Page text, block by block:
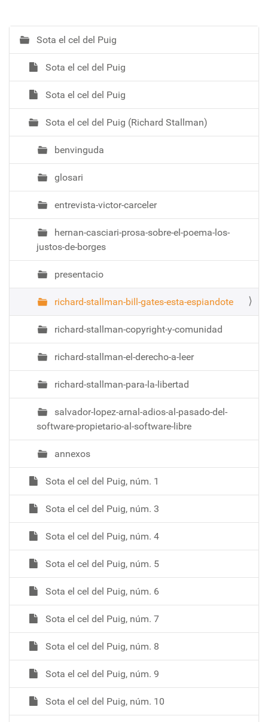
N
a
e
a
Sota el cel del Puig
Sota el cel del Puig
Sota el cel del Puig
Sota el cel del Puig (Richard Stallman)
benvinguda
glosari
entrevista-victor-carceler
hernan-casciari-prosa-sobre-el-poema-los-
justos-de-borges
presentacio
richard-stallman-bill-gates-esta-espiandote
richard-stallman-copyright-y-comunidad
richard-stallman-el-derecho-a-leer
richard-stallman-para-la-libertad
salvador-lopez-arnal-adios-al-pasado-del-
software-propietario-al-software-libre
annexos
Sota el cel del Puig, núm. 1
Sota el cel del Puig, núm. 3
Sota el cel del Puig, núm. 4
Sota el cel del Puig, núm. 5
Sota el cel del Puig, núm. 6
Sota el cel del Puig, núm. 7
Sota el cel del Puig, núm. 8
Sota el cel del Puig, núm. 9
Sota el cel del Puig, núm. 10